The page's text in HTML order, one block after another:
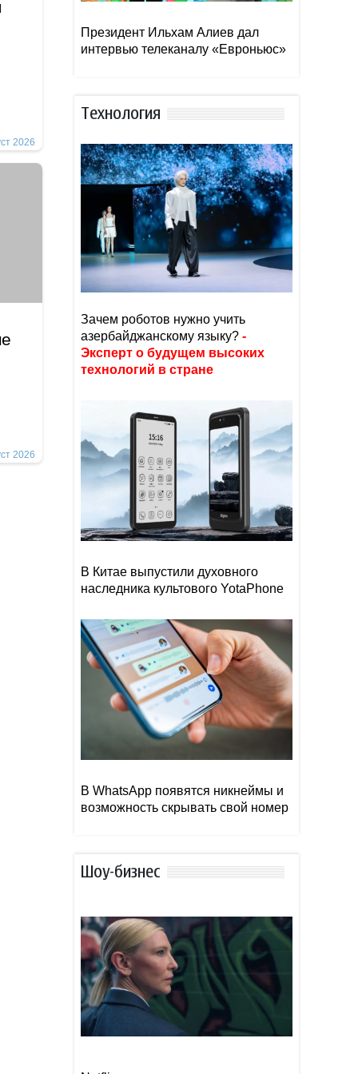
2026
2026
Президент Ильхам Алиев дал
интервью телеканалу «Евроньюс»
Тexнoлoгия
Зачем роботов нужно учить
азербайджанскому языку? -
Эксперт о будущем высоких
технологий в стране
В Китае выпустили духовного
наследника культового YotaPhone
В WhatsApp появятся никнеймы и
возможность скрывать свой номер
Шоу-бизнес